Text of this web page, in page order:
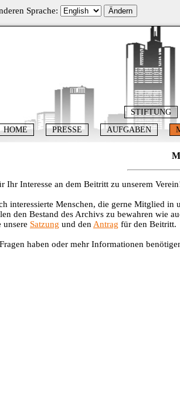
Sprache: Ändern
STIFTUNG
HOME
PRESSE AUFGABEN
Ihr Interesse an dem Beitritt zu unserem
interessierte Menschen, die gerne Mitglied
den Bestand des Archivs zu bewahren wie
unsere Satzung und den Antrag für den Beitritt.
haben oder mehr Informationen